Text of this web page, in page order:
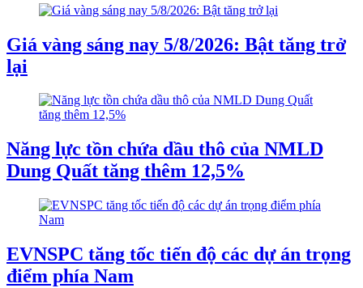
Giá vàng sáng nay 5/8/2026: Bật tăng trở
lại
Năng lực tồn chứa dầu thô của NMLD
Dung Quất tăng thêm 12,5%
EVNSPC tăng tốc tiến độ các dự án trọng
điểm phía Nam